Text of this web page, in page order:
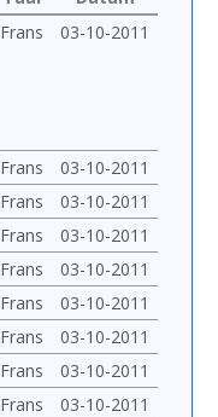
Frans 03-10-2011
Frans
03-10-2011
Frans
03-10-2011
Frans
03-10-2011
Frans
03-10-2011
Frans
03-10-2011
Frans
03-10-2011
Frans
03-10-2011
Frans
03-10-2011